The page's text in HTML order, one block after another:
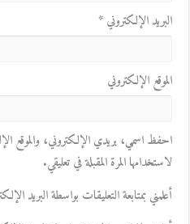
البريد الإلكتروني*
الموقع الإلكتروني
احفظ اسمي، بريدي الإلكتروني، والموقع
لاستخدامها المرة المقبلة في تعليقي.
أعلمني بمتابعة التعليقات بواسطة البريد